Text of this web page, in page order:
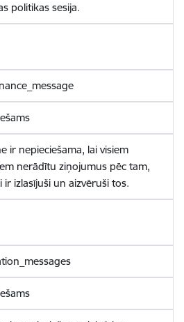
politikas sesija.
ir nepieciešama, lai visiem
nerādītu ziņojumus pēc tam,
ir izlasījuši un aizvēruši tos.